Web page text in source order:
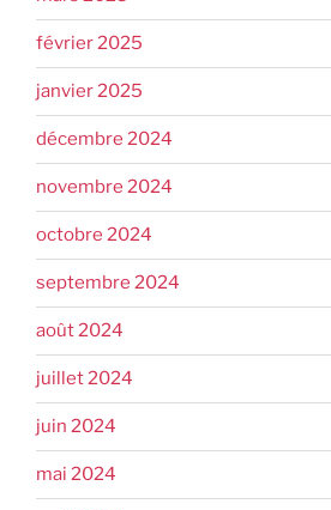
février 2025
janvier 2025
décembre 2024
novembre 2024
octobre 2024
septembre 2024
août 2024
juillet 2024
juin 2024
mai 2024